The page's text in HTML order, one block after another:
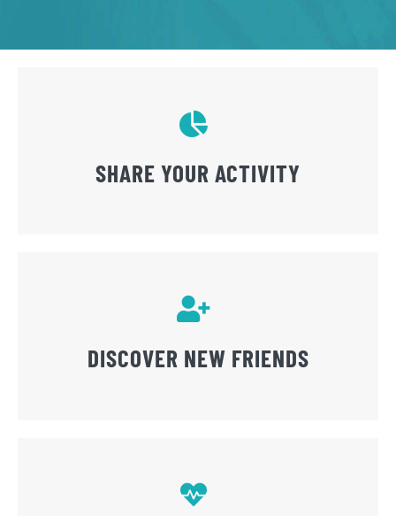
SHARE YOUR ACTIVITY
DISCOVER NEW FRIENDS